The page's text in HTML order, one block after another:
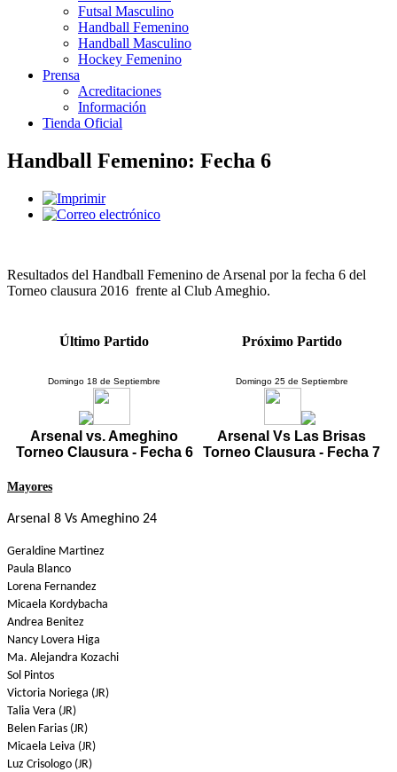
Futsal Masculino
Handball Femenino
Handball Masculino
Hockey Femenino
Prensa
Acreditaciones
Información
Tienda Oficial
Handball Femenino: Fecha 6
Resultados del Handball Femenino de Arsenal por la fecha 6 del
Torneo clausura 2016 frente al Club Ameghio.
Último Partido Próximo Partido
Domingo 18 de Septiembre
Arsenal vs. Ameghino
Torneo Clausura - Fecha 6
Domingo 25 de Septiembre
Arsenal Vs Las Brisas
Torneo Clausura - Fecha 7
Mayores
Arsenal 8 Vs Ameghino 24
Geraldine Martinez
Paula Blanco
Lorena Fernandez
Micaela Kordybacha
Andrea Benitez
Nancy Lovera Higa
Ma. Alejandra Kozachi
Sol Pintos
Victoria Noriega (JR)
Talia Vera (JR)
Belen Farias (JR)
Micaela Leiva (JR)
Luz Crisologo (JR)